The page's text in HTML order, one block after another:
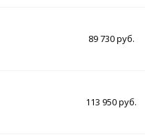
89 730 руб.
113 950 руб.